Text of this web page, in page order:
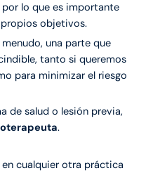
lo que es importante
objetivos.
menudo, una parte que
tanto si queremos
para minimizar el riesgo
de salud o lesión previa,
.
cualquier otra práctica